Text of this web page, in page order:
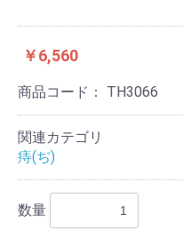
￥6,560
商品コード： TH3066
関連カテゴリ
痔(ぢ)
数量